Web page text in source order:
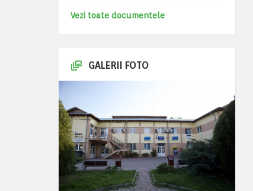
Vezi toate documentele
GALERII FOTO